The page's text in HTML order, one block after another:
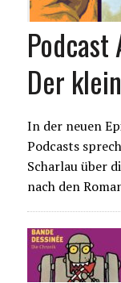
Podcast
Der
In der neuen
Podcasts
Scharlau über
nach den